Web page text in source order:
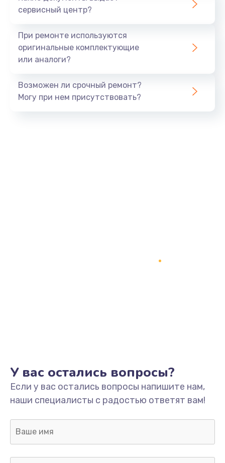
1530 руб.
Замена шлейфа матрицы
Замена кнопки включения
Замена процессора
1800 руб.
Замена системы охлаждения
1600 руб.
сервисный центр?
При ремонте используются
оригинальные комплектующие
или аналоги?
Возможен ли срочный ремонт?
Могу при нем присутствовать?
У вас остались вопросы?
Если у вас остались вопросы напишите нам,
наши специалисты с радостью ответят вам!